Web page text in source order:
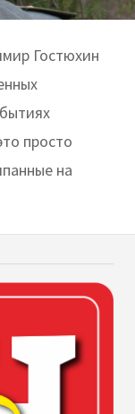
Гостюхин
просто
на